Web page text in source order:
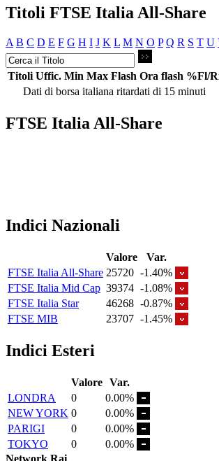
Titoli FTSE Italia All-Share
A B C D E F G H I J K L M N O P Q R S T U
Titoli Uffic. Min Max Flash Ora flash %Fl/
Dati di borsa italiana ritardati di 15 minuti
FTSE Italia All-Share
Indici Nazionali
Valore
Var.
FTSE Italia All-Share 25720 -1.40%
FTSE Italia Mid Cap 39374 -1.08%
FTSE Italia Star
46268 -0.87%
FTSE MIB
23707 -1.45%
Indici Esteri
Valore Var.
LONDRA
0
0.00%
NEW YORK 0
0.00%
PARIGI
0
0.00%
TOKYO
0
0.00%
Network Rai